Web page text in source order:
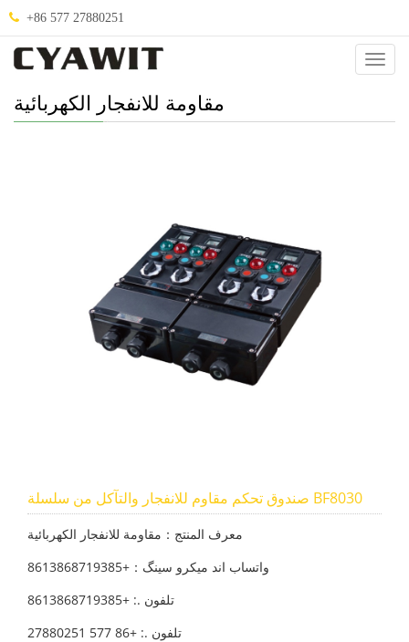
+86 577 27880251
تصنيف
.
مقاومة للانفجار الكهربائية
صندوق تحكم مقاوم للانفجار والتآكل من سلسلة BF8030
معرف المنتج：مقاومة للانفجار الكهربائية
واتساب اند میکرو سینگ：+8613868719385
تلفون .: +8613868719385
تلفون .: +86 577 27880251